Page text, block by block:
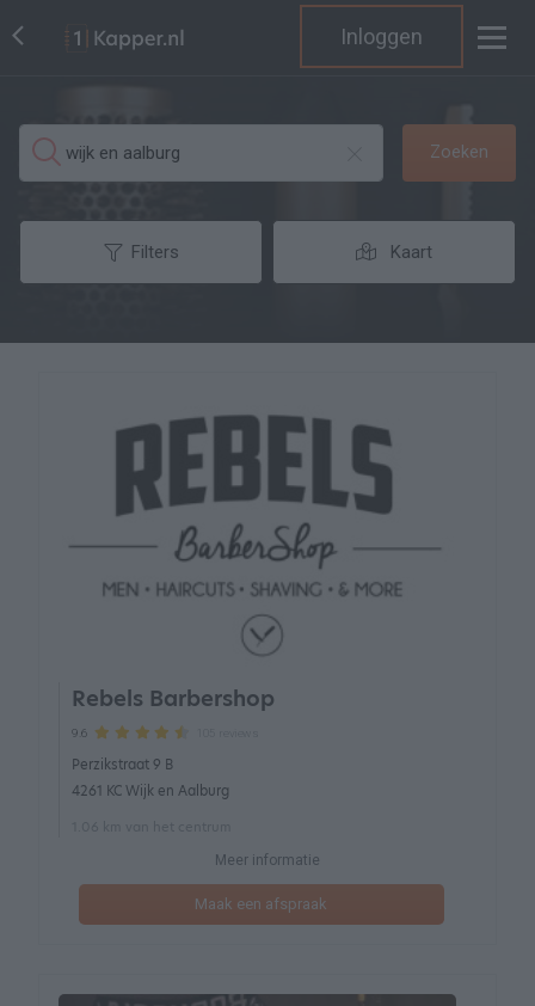
Inloggen
Zoeken
Filters Kaart
Rebels Barbershop
9.6
Perzikstraat 9 B
4261 KC Wijk en Aalburg
Meer informatie
Maak een afspraak